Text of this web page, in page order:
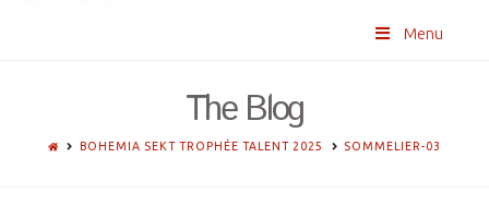
Menu
The Blog
HOMEBOHEMIA SEKT TROPHÉE TALENT 2025 SOMMELIER-03